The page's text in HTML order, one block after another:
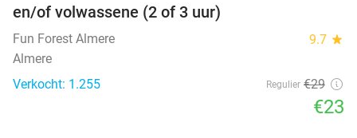
en/of volwassene (2 of 3 uur)
Fun Forest Almere 9.7 star
Almere
Verkocht: 1.255
Regulier €29
€23